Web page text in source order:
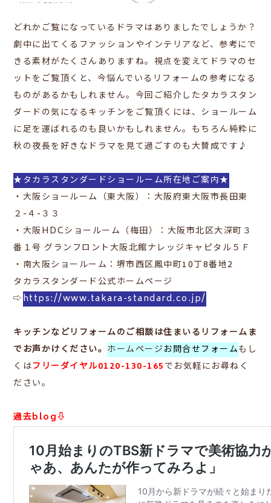
どれかご覧になっているドラマはありましたでしょうか？
劇中に出てくるファッションやインテリアなど、参考にで
きる素材がたくさんありますね。視点を変えてドラマのセ
ットをご覧頂くと、今悩んでいるリフォームの参考になる
ものがあるかもしれません。今回ご紹介したタカラスタン
ダードの気になるキッチンをご覧頂くには、ショールーム
に足を運ばれるのも良いかもしれません。もちろん純粋に
秋の夜長を好きなドラマを見て過ごすのも大賛成です♪
★タカラスタンダードショールーム所在地ご案内★
・大阪ショールーム（東大阪）： 大阪府東大阪市長田東
２-４-３３
・大阪HDCショールーム（梅田）： 大阪市北区大深町３
番１号 グランフロント大阪北館ナレッジキャピタル５Ｆ
・南大阪ショールーム： 堺市西区鳳中町10丁8番地2
タカラスタンダード公式ホームページ
⇨https://www.takara-standard.co.jp/
キッチンなどリフォームのご相談は住まいるリフォームま
でお声かけください。 ホームページお問合せフォームもし
くはフリーダイヤル0120-130-165でお気軽にお尋ねく
ださい。
過去blog⇩